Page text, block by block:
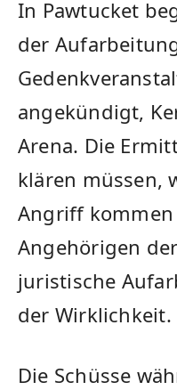
In Pawtucket
der
angekündigt,
Arena. Die
klären müssen,
Angriff
Angehörigen
juristische
der
Die Schüsse